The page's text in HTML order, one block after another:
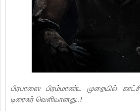
பிரபாஸை பிரம்மாண்ட முறையில்
டிரைலர் வெளியானது..!